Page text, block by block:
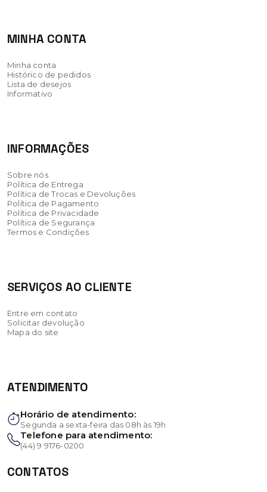
MINHA CONTA
Minha conta
Histórico de pedidos
Lista de desejos
Informativo
INFORMAÇÕES
Sobre nós
Política de Entrega
Política de Trocas e Devoluções
Política de Pagamento
Política de Privacidade
Política de Segurança
Termos e Condições
SERVIÇOS AO CLIENTE
Entre em contato
Solicitar devolução
Mapa do site
ATENDIMENTO
Horário de atendimento:
Segunda a sexta-feira das 08h às 19h
Telefone para atendimento:
(44) 9 9176-0200
CONTATOS